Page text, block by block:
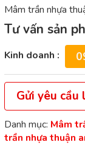
Mâm trần nhựa
Tư vấn sản
Kinh doanh :
Gửi yêu cầu
Danh mục: Mâm
trần nhựa thuận